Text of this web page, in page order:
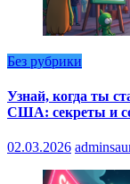
Без рубрики
Узнай, когда ты
США: секреты и
02.03.2026